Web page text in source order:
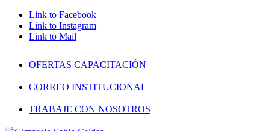
Link to Facebook
Link to Instagram
Link to Mail
OFERTAS CAPACITACIÓN
CORREO INSTITUCIONAL
TRABAJE CON NOSOTROS